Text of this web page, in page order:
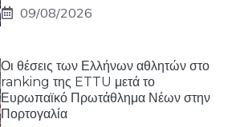
09/08/2026
Οι θέσεις των Ελλήνων αθλητών στο
ranking της ETTU μετά το
Ευρωπαϊκό Πρωτάθλημα Νέων στην
Πορτογαλία